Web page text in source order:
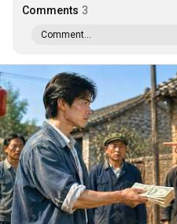
Comments 3
Comment...